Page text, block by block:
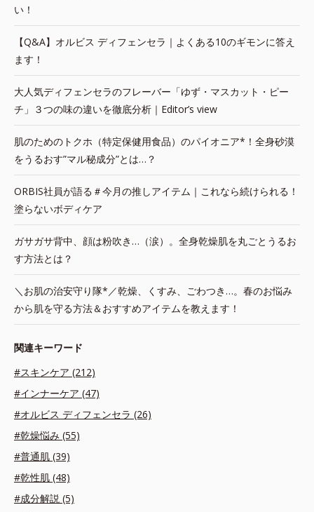
い！
【Q&A】オルビス ディフェンセラ｜よくある10のギモンに答え
ます！
大人気ディフェンセラのフレーバー「ゆず・マスカット・ピー
チ」３つの味の違いを徹底分析｜Editor’s view
肌のためのトクホ（特定保健用食品）のパイオニア*！全身砂漠
をうるおす”マル秘成分”とは…？
ORBIS社員が語る＃今月の推しアイテム｜これなら続けられる！
塗らないボディケア
ガサガサ背中、顔は粉吹き…（涙）。全身乾燥肌を丸ごとうるお
す方法とは？
＼お肌の治安守り隊*／乾燥、くすみ、ごわつき…。春のお悩み
から肌を守る方法＆おすすめアイテムを教えます！
関連キーワード
#スキンケア (212)
#インナーケア (47)
#オルビス ディフェンセラ (26)
#乾燥悩み (55)
#普通肌 (39)
#乾性肌 (48)
#成分解説 (5)